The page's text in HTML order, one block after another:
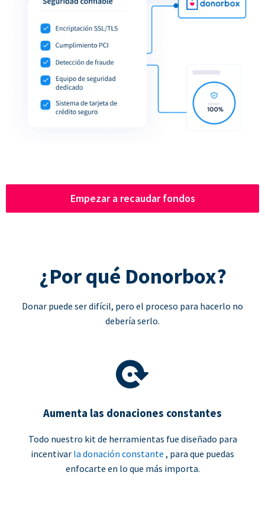
Empezar a recaudar fondos
¿Por qué Donorbox?
Donar puede ser difícil, pero el proceso para hacerlo no
debería serlo.
Aumenta las donaciones constantes
Todo nuestro kit de herramientas fue diseñado para
incentivar la donación constante , para que puedas
enfocarte en lo que más importa.